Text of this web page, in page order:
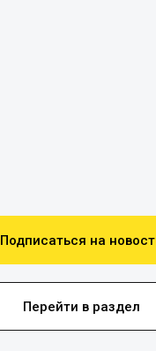
Подписаться на
Перейти в раздел